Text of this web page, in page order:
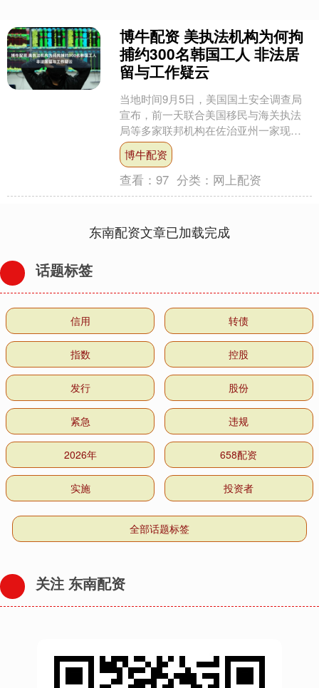
博牛配资 美执法机构为何拘
捕约300名韩国工人 非法居
留与工作疑云
当地时间9月5日，美国国土安全调查局
宣布，前一天联合美国移民与海关执法
局等多家联邦机构在佐治亚州一家现代
汽车工厂展开大规模突击执法行动，共
拘捕了475名疑似非法....
博牛配资
查看：97 分类： 网上配资
东南配资文章已加载完成
话题标签
信用 转债
指数 控股
发行 股份
紧急 违规
2026年 658配资
实施 投资者
全部话题标签
关注 东南配资